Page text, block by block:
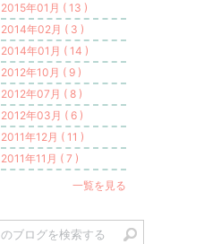
2015年01月 ( 13 )
2014年02月 ( 3 )
2014年01月 ( 14 )
2012年10月 ( 9 )
2012年07月 ( 8 )
2012年03月 ( 6 )
2011年12月 ( 11 )
2011年11月 ( 7 )
一覧を見る